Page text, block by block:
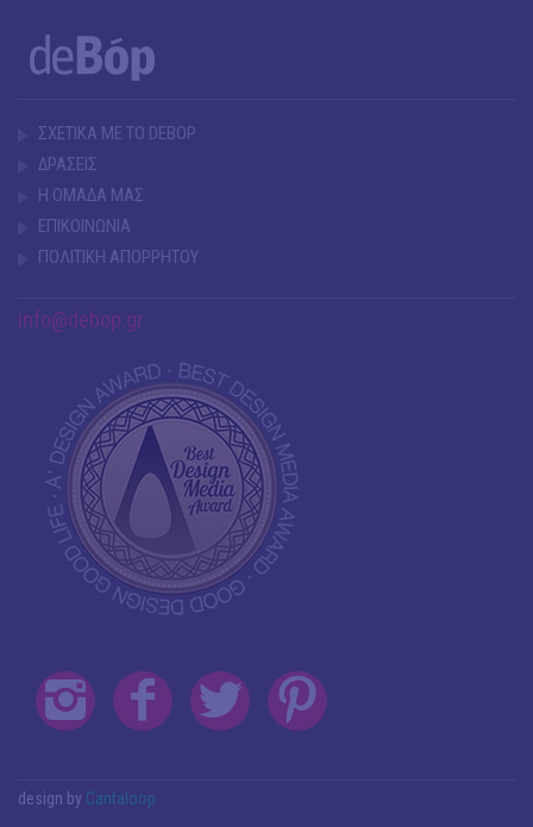
ΣΧΕΤΙΚΑ ΜΕ ΤΟ DEBOP
ΔΡΑΣΕΙΣ
Η ΟΜΑΔΑ ΜΑΣ
ΕΠΙΚΟΙΝΩΝΙΑ
ΠΟΛΙΤΙΚΗ ΑΠΟΡΡΗΤΟΥ
info@debop.gr
design by Cantaloop